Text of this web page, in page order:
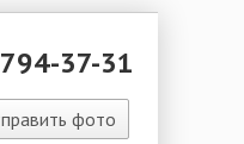
37-31
фото